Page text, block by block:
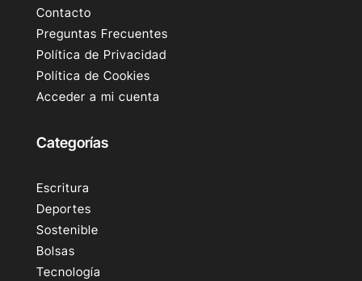
Contacto
Preguntas Frecuentes
Política de Privacidad
Política de Cookies
Acceder a mi cuenta
Categorías
Escritura
Deportes
Sostenible
Bolsas
Tecnología